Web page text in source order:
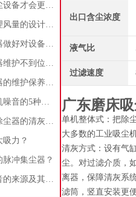
怎样操作滤筒式集尘设备才会更安全
石墨粉尘除尘器处理风量的设计，你了解多少
使用石墨粉尘除尘器做好对设备的维护十分重要
打磨抛光粉尘吸尘器维护不到位，那是你没有注意这些而已！
关于粉尘脉冲集尘器的维护保养问题
减少工业车间吸尘机噪音的5种方法
如何确定石墨粉尘除尘器的清灰速度？
力？
冲集尘器？
工业脉冲集尘器噪音的来源及其控制策略
出口含尘浓度
液气比
过滤速度
广东磨床
单机整体式：把除
大多数的工业吸尘
清灰方式：设有气
尘。对过滤介质，
离器，保障清灰系
滤筒，竖直安装更